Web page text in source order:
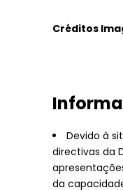
Créditos
Devido à
directivas da
da